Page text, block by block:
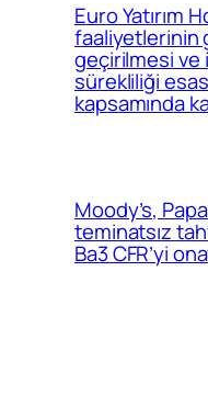
Euro Yatırım
faaliyetlerinin
geçirilmesi ve
sürekliliği
kapsamında
Moody’s,
teminatsız
Ba3 CFR’yi